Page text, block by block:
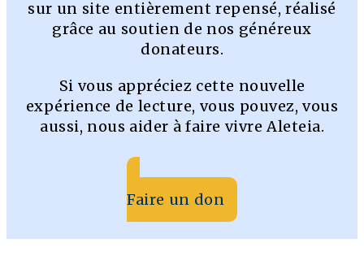
sur un site entièrement repensé, réalisé
grâce au soutien de nos généreux
donateurs.
Si vous appréciez cette nouvelle
expérience de lecture, vous pouvez, vous
aussi, nous aider à faire vivre Aleteia.
Faire un don